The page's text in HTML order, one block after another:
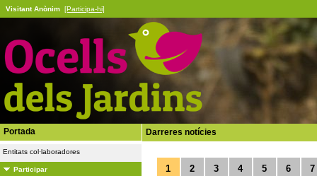
Visitant Anònim [Participa-hi]
Portada
Entitats col·laboradores
Participar
Darreres notícies
1 2 3 4 5 6 7